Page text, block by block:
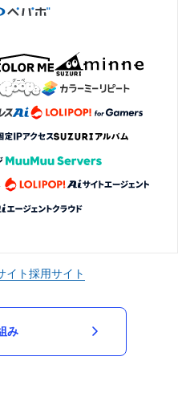
イト採用サイト
み